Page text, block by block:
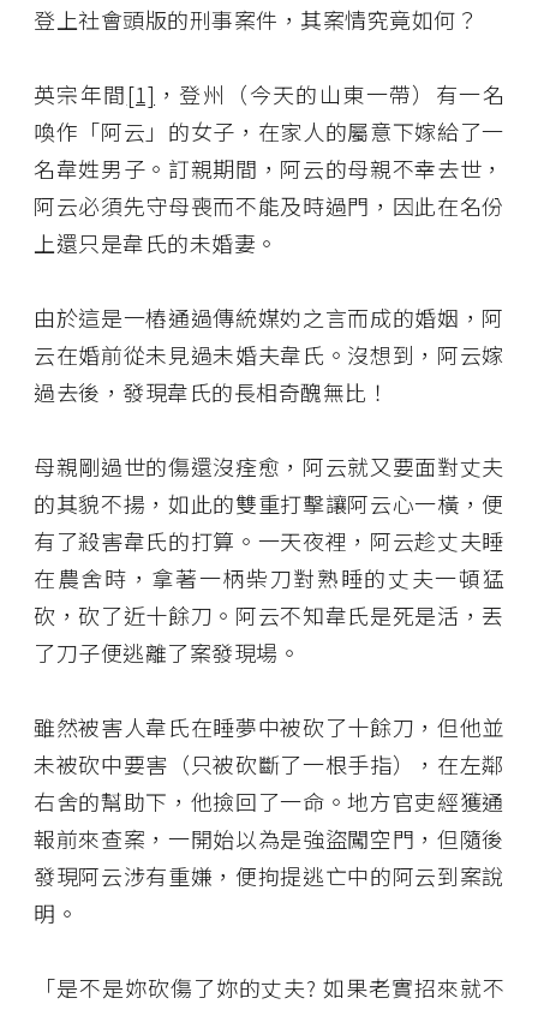
登上社會頭版的刑事案件，其案情究竟如何？
英宗年間[1] ，登州（今天的山東一帶）有一名
喚作「阿云」的女子，在家人的屬意下嫁給了一
名韋姓男子。訂親期間，阿云的母親不幸去世，
阿云必須先守母喪而不能及時過門，因此在名份
上還只是韋氏的未婚妻。
由於這是一樁通過傳統媒妁之言而成的婚姻，阿
云在婚前從未見過未婚夫韋氏。沒想到，阿云嫁
過去後，發現韋氏的長相奇醜無比！
母親剛過世的傷還沒痊愈，阿云就又要面對丈夫
的其貌不揚，如此的雙重打擊讓阿云心一橫，便
有了殺害韋氏的打算。一天夜裡，阿云趁丈夫睡
在農舍時，拿著一柄柴刀對熟睡的丈夫一頓猛
砍，砍了近十餘刀。阿云不知韋氏是死是活，丟
了刀子便逃離了案發現場。
雖然被害人韋氏在睡夢中被砍了十餘刀，但他並
未被砍中要害（只被砍斷了一根手指），在左鄰
右舍的幫助下，他撿回了一命。地方官吏經獲通
報前來查案，一開始以為是強盜闖空門，但隨後
發現阿云涉有重嫌，便拘提逃亡中的阿云到案說
明。
「是不是妳砍傷了妳的丈夫? 如果老實招來就不